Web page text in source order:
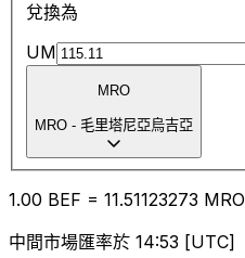
兌換為
UM
MRO
MRO - 毛里塔尼亞烏吉亞
1.00 BEF = 11.51123273 MRO
中間市場匯率於 14:53 [UTC]